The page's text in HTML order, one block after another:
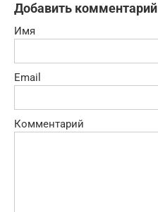
Добавить комментарий
Имя
Email
Комментарий